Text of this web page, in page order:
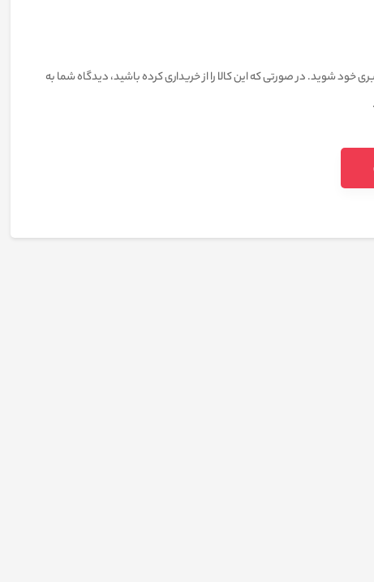
خود شوید. در صورتی که این کالا را از خریداری کرده باشید، دیدگاه شما به